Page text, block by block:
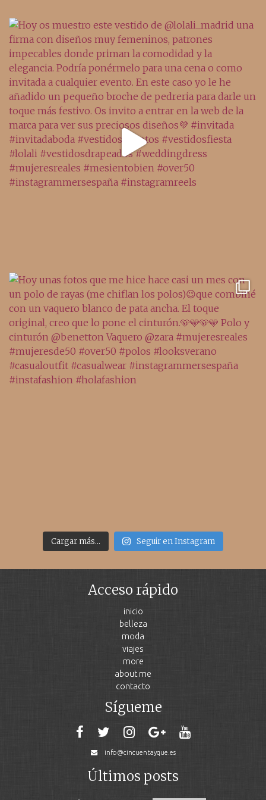
Cargar más... Seguir en Instagram
Acceso rápido
inicio
belleza
moda
viajes
more
about me
contacto
Sígueme
info@cincuentayque.es
Últimos posts